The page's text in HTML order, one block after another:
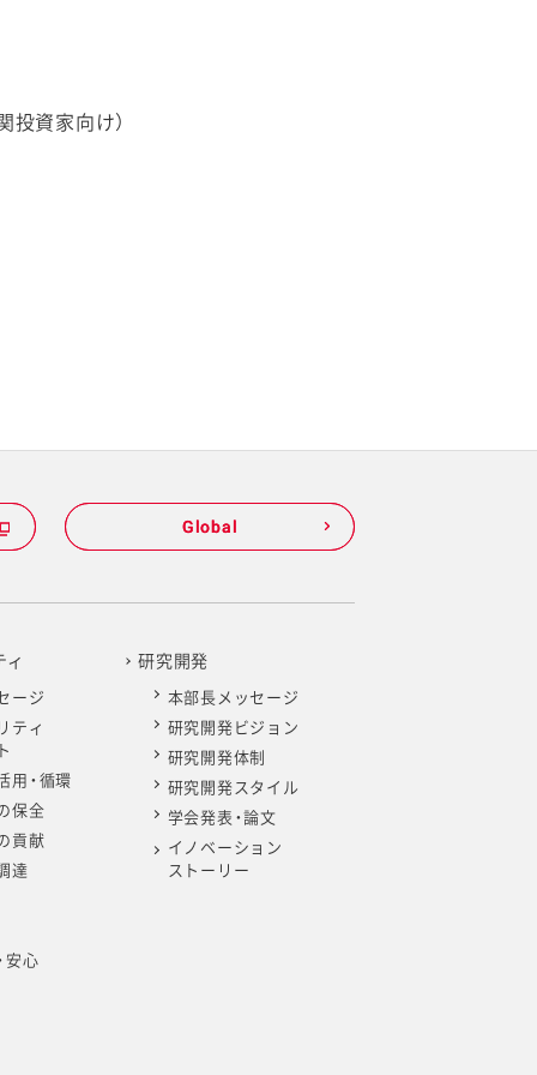
投資家向け）
Global
Global
ィ
ージ
ティ
用・循環
保全
貢献
達
安心
研究開発
本部長メッセージ
研究開発ビジョン
研究開発体制
研究開発スタイル
学会発表・論文
イノベーション
ストーリー